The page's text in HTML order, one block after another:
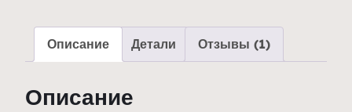
Описание Детали Отзывы (1)
Описание